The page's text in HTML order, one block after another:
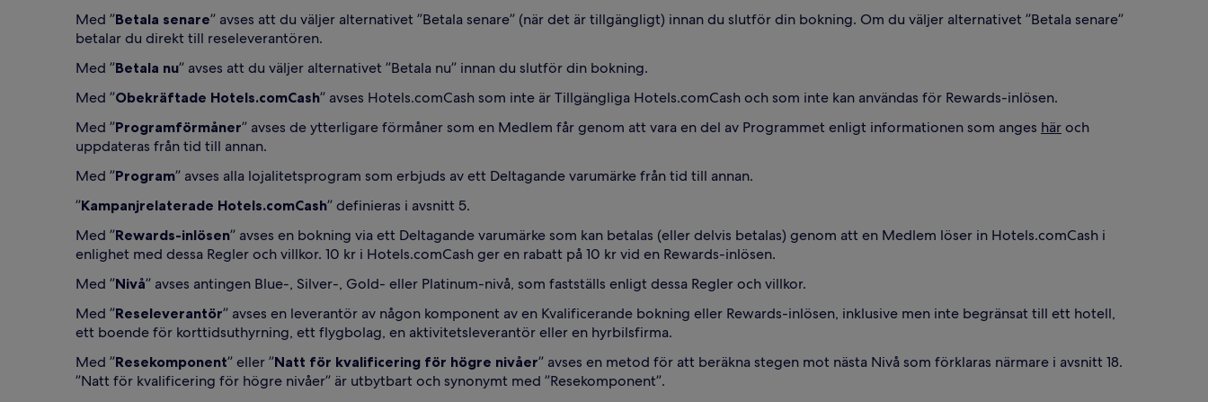
Med ”Betala senare” avses att du väljer alternativet ”Betala senare” (när det är tillgängligt) innan du slutför din bokning. Om du väljer alternativet ”Betala senare”
betalar du direkt till reseleverantören.
Med ”Betala nu” avses att du väljer alternativet ”Betala nu” innan du slutför din bokning.
Med ”Obekräftade Hotels.comCash” avses Hotels.comCash som inte är Tillgängliga Hotels.comCash och som inte kan användas för Rewards-inlösen.
Med ”Programförmåner” avses de ytterligare förmåner som en Medlem får genom att vara en del av Programmet enligt informationen som anges häroch
uppdateras från tid till annan.
Med ”Program” avses alla lojalitetsprogram som erbjuds av ett Deltagande varumärke från tid till annan.
”Kampanjrelaterade Hotels.comCash” definieras i avsnitt 5.
Med ”Rewards-inlösen” avses en bokning via ett Deltagande varumärke som kan betalas (eller delvis betalas) genom att en Medlem löser in Hotels.comCash i
enlighet med dessa Regler och villkor. 10 kr i Hotels.comCash ger en rabatt på 10 kr vid en Rewards-inlösen.
Med ”Nivå” avses antingen Blue-, Silver-, Gold- eller Platinum-nivå, som fastställs enligt dessa Regler och villkor.
Med ”Reseleverantör” avses en leverantör av någon komponent av en Kvalificerande bokning eller Rewards-inlösen, inklusive men inte begränsat till ett hotell,
ett boende för korttidsuthyrning, ett flygbolag, en aktivitetsleverantör eller en hyrbilsfirma.
Med ”Resekomponent” eller ”Natt för kvalificering för högre nivåer” avses en metod för att beräkna stegen mot nästa Nivå som förklaras närmare i avsnitt 18.
”Natt för kvalificering för högre nivåer” är utbytbart och synonymt med ”Resekomponent”.